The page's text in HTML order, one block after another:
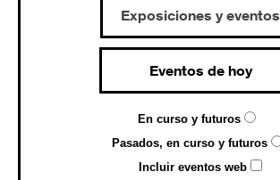
Exposiciones y eventos
Eventos de hoy
En curso y futuros
Pasados, en curso y futuros
Incluir eventos web